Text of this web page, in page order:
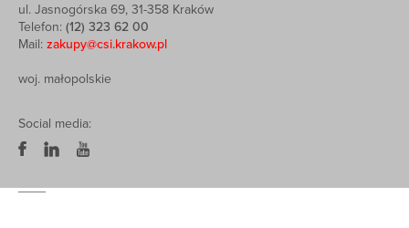
ul. Jasnogórska 69, 31-358 Kraków
Telefon: (12) 323 62 00
Mail: zakupy@csi.krakow.pl
woj. małopolskie
Social media: